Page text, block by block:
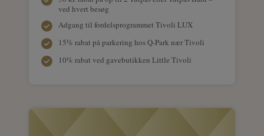
ved hvert besøg
Adgang til fordelsprogrammet Tivoli LUX
15% rabat på parkering hos Q-Park nær Tivoli
10% rabat ved gavebutikken Little Tivoli